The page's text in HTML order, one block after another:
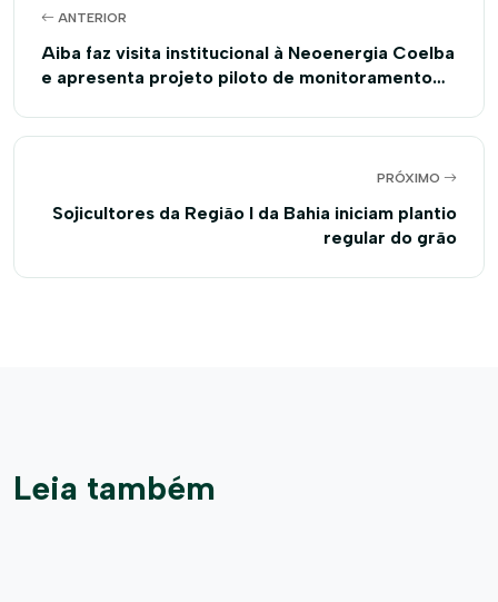
ANTERIOR
Aiba faz visita institucional à Neoenergia Coelba
e apresenta projeto piloto de monitoramento
PRÓXIMO
Sojicultores da Região I da Bahia iniciam plantio
regular do grão
Leia também